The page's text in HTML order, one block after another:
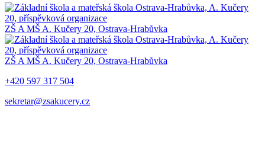
ZŠ A MŠ A. Kučery 20, Ostrava-Hrabůvka
ZŠ A MŠ A. Kučery 20, Ostrava-Hrabůvka
+420 597 317 504
sekretar@zsakucery.cz